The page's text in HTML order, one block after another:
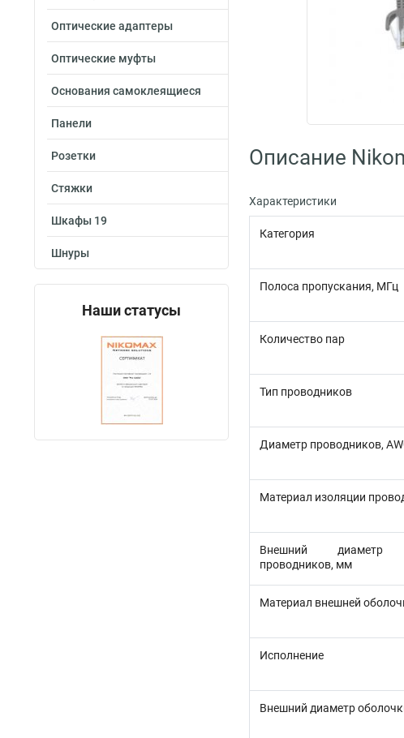
Оптические адаптеры
Оптические муфты
Основания самоклеящиеся
Панели
Розетки
Стяжки
Шкафы 19
Шнуры
Наши статусы
Описание
Характеристики
Категория
Полоса пропускания, МГц
Количество пар
Тип проводников
Диаметр проводников,
Материал изоляции
Внешний диаметр
проводников, мм
Материал внешней
Исполнение
Внешний диаметр